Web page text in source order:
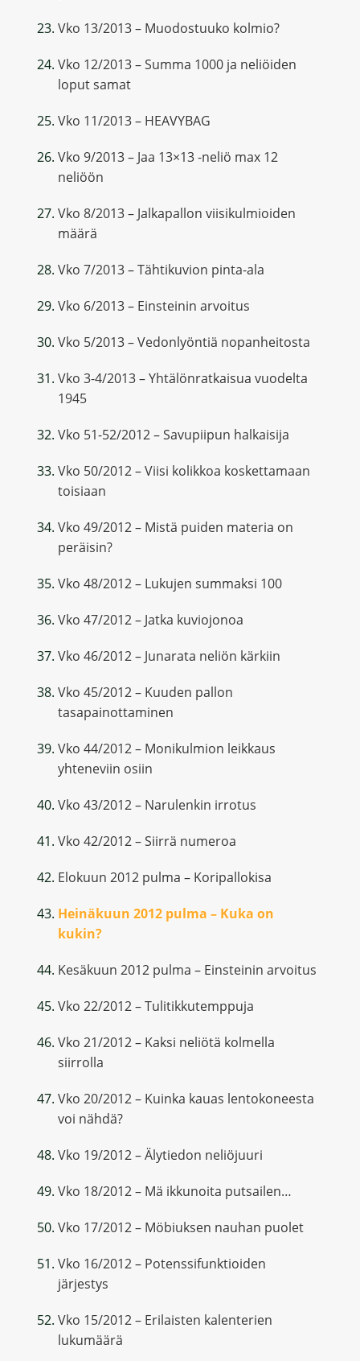
Vko 13/2013 – Muodostuuko kolmio?
Vko 12/2013 – Summa 1000 ja neliöiden
loput samat
Vko 11/2013 – HEAVYBAG
Vko 9/2013 – Jaa 13×13 -neliö max 12
neliöön
Vko 8/2013 – Jalkapallon viisikulmioiden
määrä
Vko 7/2013 – Tähtikuvion pinta-ala
Vko 6/2013 – Einsteinin arvoitus
Vko 5/2013 – Vedonlyöntiä nopanheitosta
Vko 3-4/2013 – Yhtälönratkaisua vuodelta
1945
Vko 51-52/2012 – Savupiipun halkaisija
Vko 50/2012 – Viisi kolikkoa koskettamaan
toisiaan
Vko 49/2012 – Mistä puiden materia on
peräisin?
Vko 48/2012 – Lukujen summaksi 100
Vko 47/2012 – Jatka kuviojonoa
Vko 46/2012 – Junarata neliön kärkiin
Vko 45/2012 – Kuuden pallon
tasapainottaminen
Vko 44/2012 – Monikulmion leikkaus
yhteneviin osiin
Vko 43/2012 – Narulenkin irrotus
Vko 42/2012 – Siirrä numeroa
Elokuun 2012 pulma – Koripallokisa
Heinäkuun 2012 pulma – Kuka on
kukin?
Kesäkuun 2012 pulma – Einsteinin arvoitus
Vko 22/2012 – Tulitikkutemppuja
Vko 21/2012 – Kaksi neliötä kolmella
siirrolla
Vko 20/2012 – Kuinka kauas lentokoneesta
voi nähdä?
Vko 19/2012 – Älytiedon neliöjuuri
Vko 18/2012 – Mä ikkunoita putsailen…
Vko 17/2012 – Möbiuksen nauhan puolet
Vko 16/2012 – Potenssifunktioiden
järjestys
Vko 15/2012 – Erilaisten kalenterien
lukumäärä